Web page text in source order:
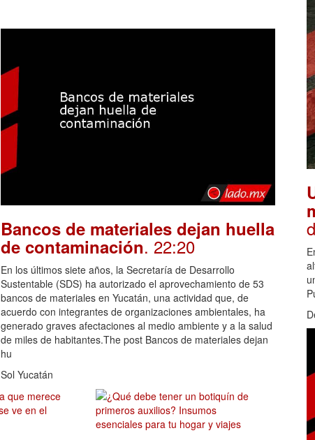
Bancos de materiales dejan huella
de contaminación. 22:20
En los últimos siete años, la Secretaría de Desarrollo
Sustentable (SDS) ha autorizado el aprovechamiento de 53
bancos de materiales en Yucatán, una actividad que, de
acuerdo con integrantes de organizaciones ambientales, ha
generado graves afectaciones al medio ambiente y a la salud
de miles de habitantes.The post Bancos de materiales dejan
hu
Sol Yucatán